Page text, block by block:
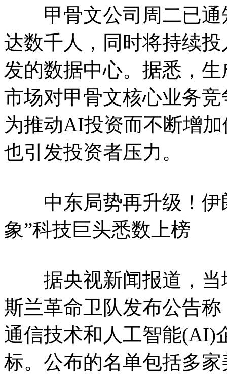
甲骨文公司周二已通
达数千人，同时将持续
发的数据中心。据悉，
市场对甲骨文核心业务
为推动AI投资而不断增
也引发投资者压力。
中东局势再升级！伊
象”科技巨头悉数上榜
据央视新闻报道，当
斯兰革命卫队发布公告
通信技术和人工智能(AI)
标。公布的名单包括多